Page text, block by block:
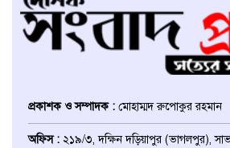
আলমগীর
আশুলিয়ায়
পুলিশ
ঢাকা জেলা উত্তর
প্রকাশক ও সম্পাদক : মোহাম্মদ রুপোকুর রহমান
অফিস : ২১৯/৩, দক্ষিন দড়িয়াপুর (ভাগলপুর),